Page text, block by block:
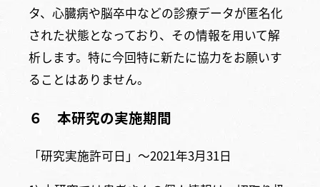
タ、心臓病や脳卒中などの診療データが匿名化
された状態となっており、その情報を用いて解
析します。特に今回特に新たに協力をお願いす
ることはありません。
６ 本研究の実施期間
「研究実施許可日」〜2021年3月31日